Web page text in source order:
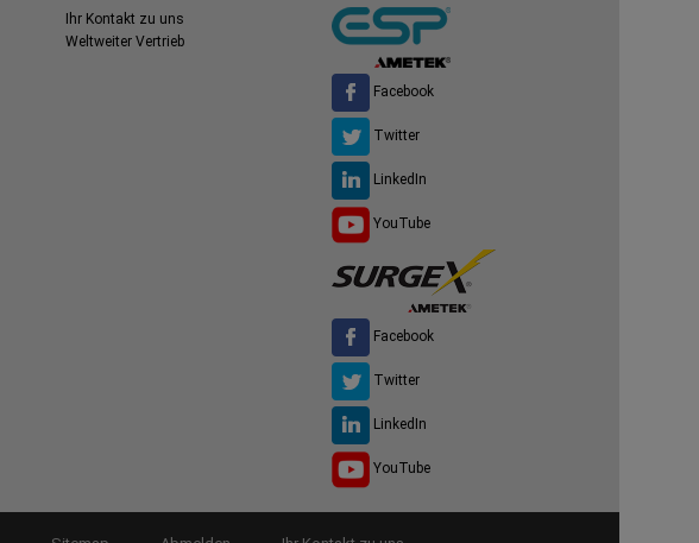
Ihr Kontakt zu uns
Weltweiter Vertrieb
Facebook
Twitter
LinkedIn
YouTube
Facebook
Twitter
LinkedIn
YouTube